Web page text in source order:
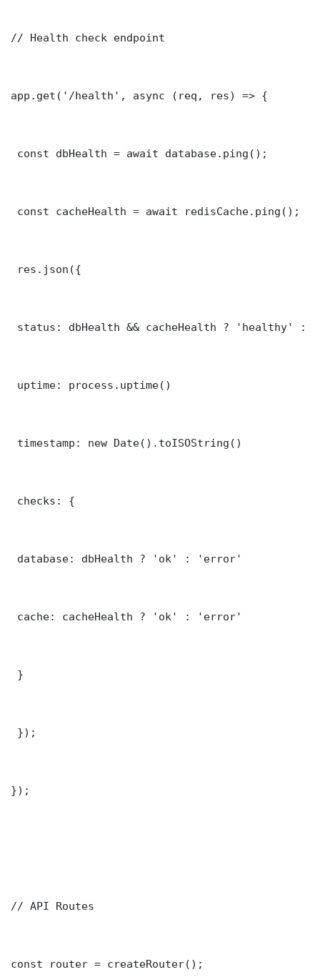
// Health check endpoint
app.get('/health', async (req, res) => {
const dbHealth = await database.ping();
const cacheHealth = await redisCache.ping();
res.json({
status: dbHealth && cacheHealth ? 'healthy' :
uptime: process.uptime()
timestamp: new Date().toISOString()
checks: {
database: dbHealth ? 'ok' : 'error'
cache: cacheHealth ? 'ok' : 'error'
}
});
});
// API Routes
const router = createRouter();